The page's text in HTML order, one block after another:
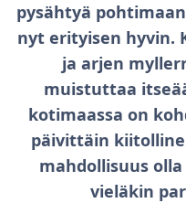
pysähtyä
nyt erityisen hyvin.
ja arjen
muistuttaa
kotimaassa on
päivittäin
mahdollisuus
vieläkin